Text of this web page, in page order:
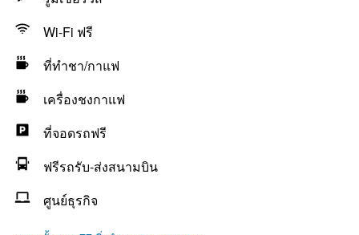
Wi-Fi ฟรี
ที่ทำชา/กาแฟ
เครื่องชงกาแฟ
ที่จอดรถฟรี
ฟรีรถรับ-ส่งสนามบิน
ศูนย์ธุรกิจ